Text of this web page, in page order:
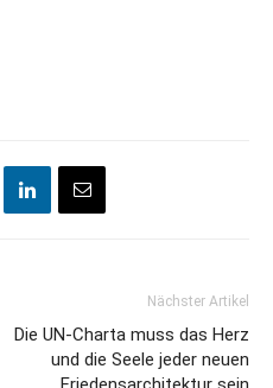
Nächster Artikel
Die UN-Charta muss das Herz
und die Seele jeder neuen